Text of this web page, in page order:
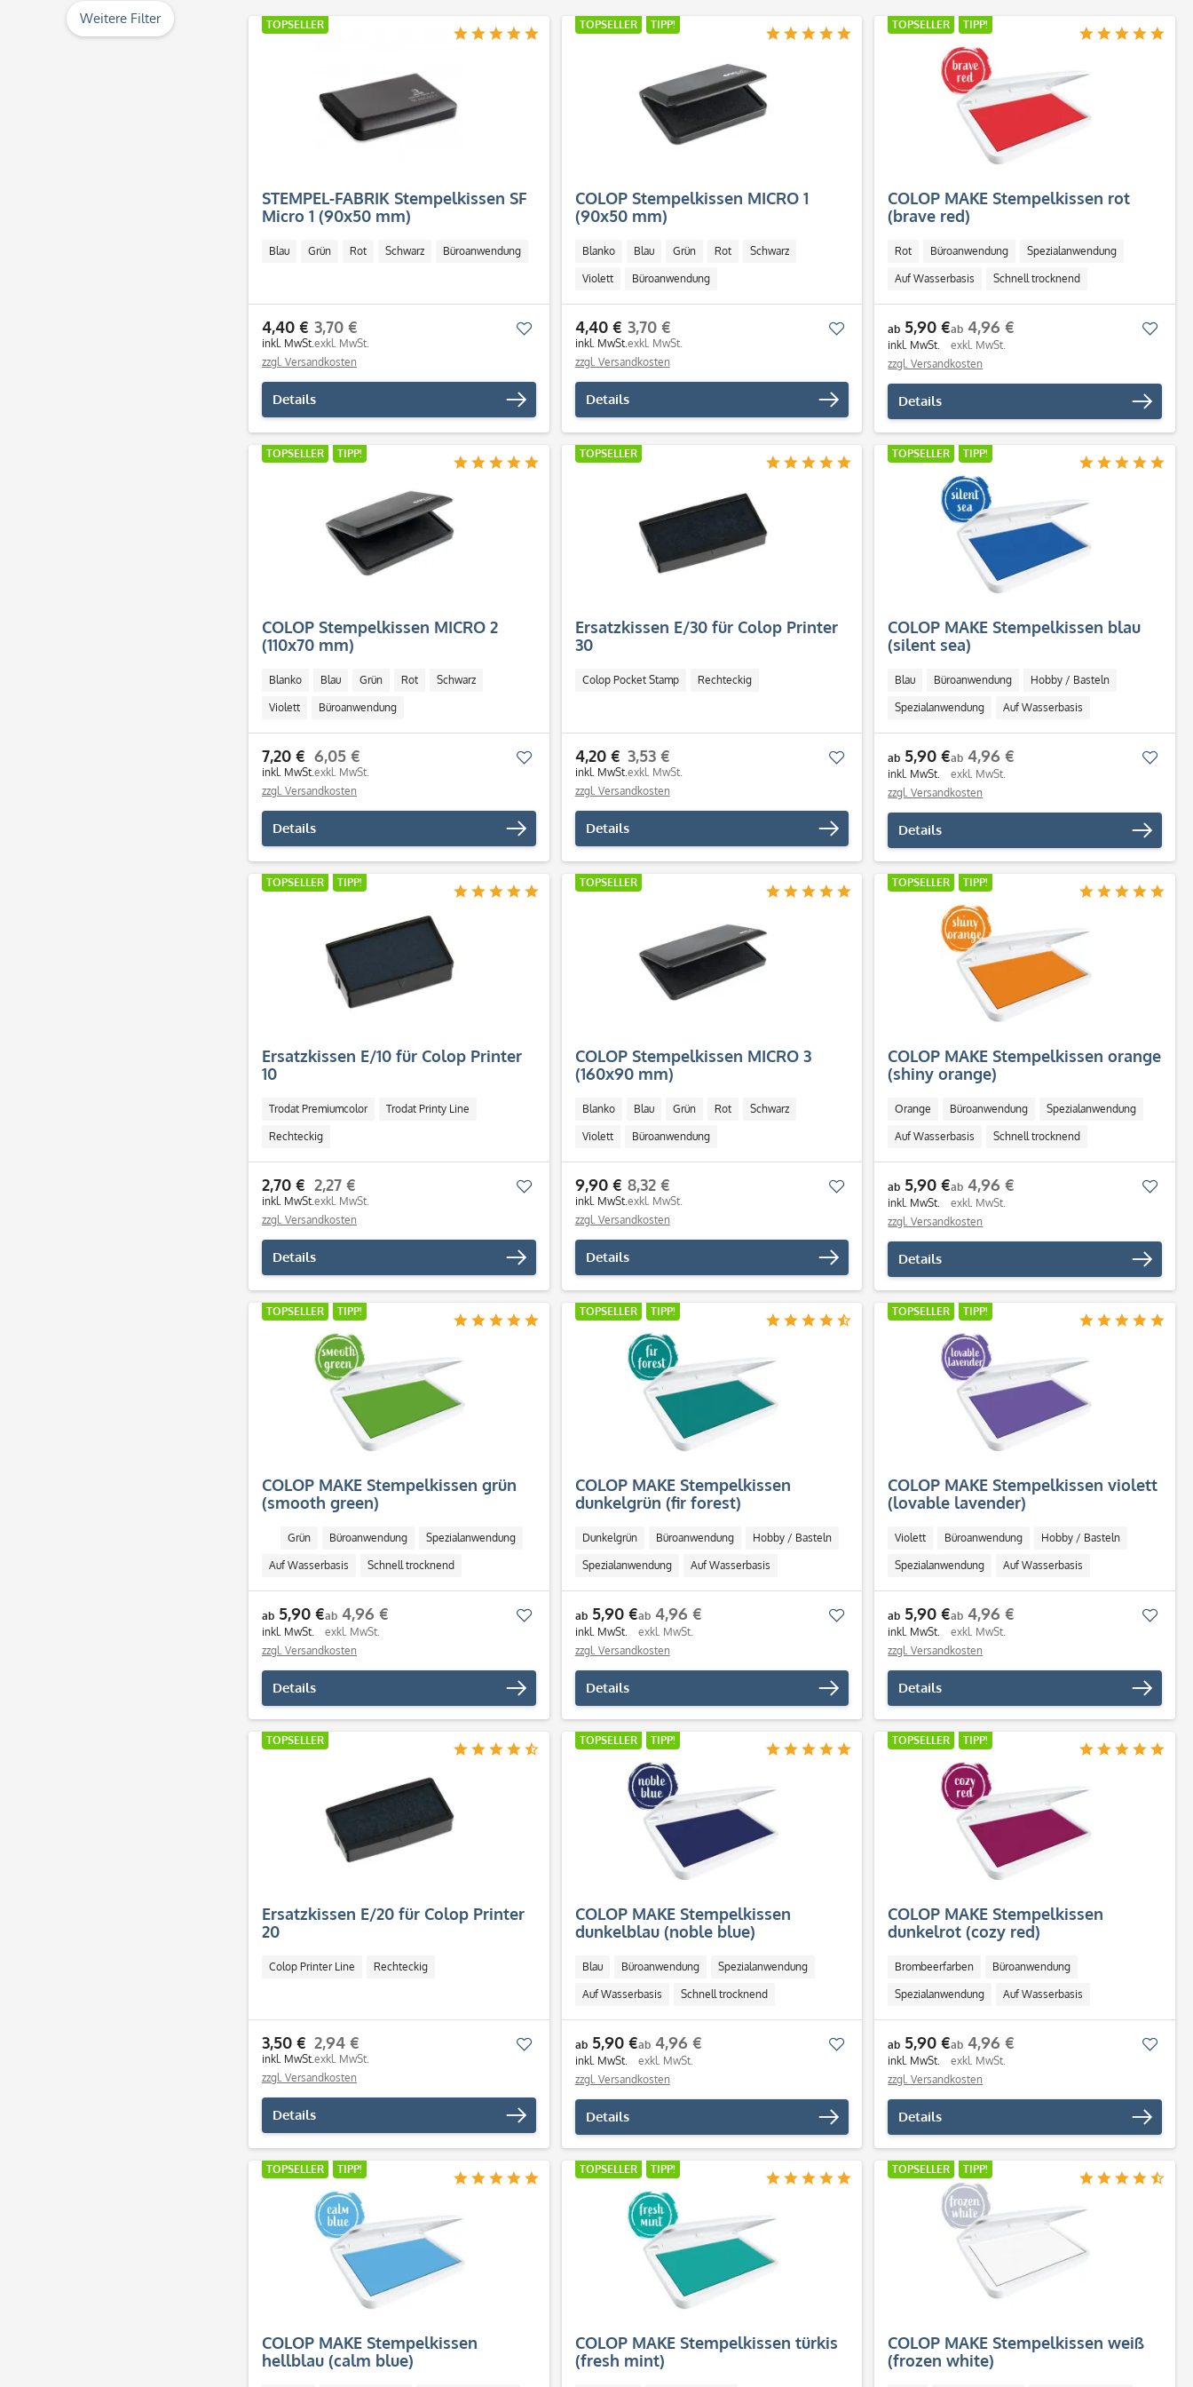
& mehr
Weitere Filter TOPSELLER
STEMPEL-FABRIK Stempelkissen SF
Micro 1 (90x50 mm)
Blau Grün Rot Schwarz Büroanwendung
4,40 €
inkl. MwSt.
3,70 €
exkl. MwSt.
zzgl. Versandkosten
Details
Merken
TOPSELLER TIPP!
COLOP Stempelkissen MICRO 1
(90x50 mm)
Blanko Blau Grün Rot Schwarz
Violett Büroanwendung
4,40 €
inkl. MwSt.
3,70 €
exkl. MwSt.
zzgl. Versandkosten
Details
Merken
TOPSELLER TIPP!
COLOP MAKE Stempelkissen rot
(brave red)
Rot Büroanwendung Spezialanwendung
Auf Wasserbasis Schnell trocknend
ab 5,90 €
inkl. MwSt.
ab 4,96 €
exkl. MwSt.
zzgl. Versandkosten
Details
TOPSELLER TIPP!
COLOP Stempelkissen MICRO 2
(110x70 mm)
Blanko Blau Grün Rot Schwarz
Violett Büroanwendung
7,20 €
inkl. MwSt.
6,05 €
exkl. MwSt.
zzgl. Versandkosten
Details
Merken
TOPSELLER
Ersatzkissen E/30 für Colop Printer
30
Colop Pocket Stamp Rechteckig
4,20 €
inkl. MwSt.
3,53 €
exkl. MwSt.
zzgl. Versandkosten
Details
Merken
TOPSELLER TIPP!
COLOP MAKE Stempelkissen blau
(silent sea)
Blau Büroanwendung Hobby / Basteln
Spezialanwendung Auf Wasserbasis
Schnell trocknend
ab 5,90 €
inkl. MwSt.
ab 4,96 €
exkl. MwSt.
zzgl. Versandkosten
Details
TOPSELLER TIPP!
Ersatzkissen E/10 für Colop Printer
10
Trodat Premiumcolor Trodat Printy Line
Rechteckig
2,70 €
inkl. MwSt.
2,27 €
exkl. MwSt.
zzgl. Versandkosten
Details
Merken
TOPSELLER
COLOP Stempelkissen MICRO 3
(160x90 mm)
Blanko Blau Grün Rot Schwarz
Violett Büroanwendung
9,90 €
inkl. MwSt.
8,32 €
exkl. MwSt.
zzgl. Versandkosten
Details
Merken
TOPSELLER TIPP!
COLOP MAKE Stempelkissen orange
(shiny orange)
Orange Büroanwendung Spezialanwendung
Auf Wasserbasis Schnell trocknend
ab 5,90 €
inkl. MwSt.
ab 4,96 €
exkl. MwSt.
zzgl. Versandkosten
Details
TOPSELLER TIPP!
COLOP MAKE Stempelkissen grün
(smooth green)
Grün Büroanwendung Spezialanwendung
Auf Wasserbasis Schnell trocknend
ab 5,90 €
inkl. MwSt.
ab 4,96 €
exkl. MwSt.
zzgl. Versandkosten
Details
Merken
TOPSELLER TIPP!
COLOP MAKE Stempelkissen
dunkelgrün (fir forest)
Dunkelgrün Büroanwendung Hobby / Basteln
Spezialanwendung Auf Wasserbasis
Schnell trocknend
ab5,90 €
inkl. MwSt.
ab4,96 €
exkl. MwSt.
zzgl. Versandkosten
Details
Merken
TOPSELLER TIPP!
COLOP MAKE Stempelkissen violett
(lovable lavender)
Violett Büroanwendung Hobby / Basteln
Spezialanwendung Auf Wasserbasis
Schnell trocknend
ab 5,90 €
inkl. MwSt.
ab 4,96 €
exkl. MwSt.
zzgl. Versandkosten
Details
TOPSELLER
Ersatzkissen E/20 für Colop Printer
20
Colop Printer Line Rechteckig
3,50 €
inkl. MwSt.
2,94 €
exkl. MwSt.
zzgl. Versandkosten
Details
Merken
TOPSELLER TIPP!
COLOP MAKE Stempelkissen
dunkelblau (noble blue)
Blau Büroanwendung Spezialanwendung
Auf Wasserbasis Schnell trocknend
ab5,90 €
inkl. MwSt.
ab4,96 €
exkl. MwSt.
zzgl. Versandkosten
Details
Merken
TOPSELLER TIPP!
COLOP MAKE Stempelkissen
dunkelrot (cozy red)
Brombeerfarben Büroanwendung
Spezialanwendung Auf Wasserbasis
Schnell trocknend
ab 5,90 €
inkl. MwSt.
ab 4,96 €
exkl. MwSt.
zzgl. Versandkosten
Details
TOPSELLER TIPP!
COLOP MAKE Stempelkissen
hellblau (calm blue)
TOPSELLER TIPP!
COLOP MAKE Stempelkissen türkis
(fresh mint)
TOPSELLER TIPP!
COLOP MAKE Stempelkissen weiß
(frozen white)